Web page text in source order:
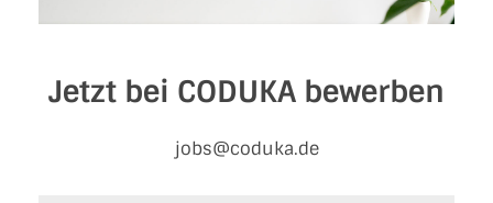
Jetzt bei CODUKA bewerben
jobs@coduka.de